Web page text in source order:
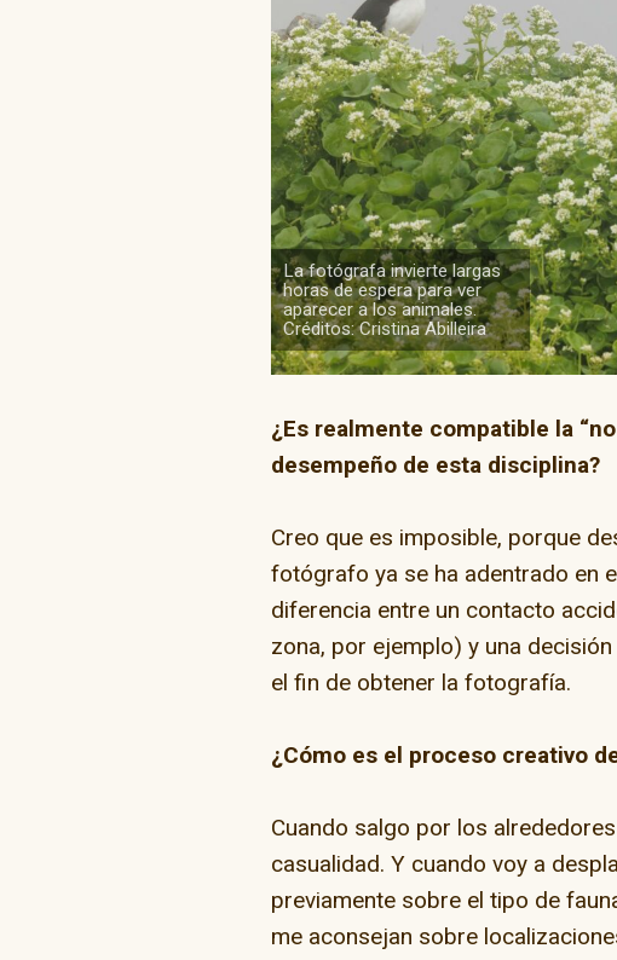
La fotógrafa invierte largas
horas de espera para ver
aparecer a los animales.
Créditos: Cristina Abilleira
¿Es realmente compatible la
desempeño de esta disciplina?
Creo que es imposible, porque
fotógrafo ya se ha adentrado en
diferencia entre un contacto
zona, por ejemplo) y una
el fin de obtener la fotografía.
¿Cómo es el proceso creativo
Cuando salgo por los
casualidad. Y cuando voy a
previamente sobre el tipo de
me aconsejan sobre